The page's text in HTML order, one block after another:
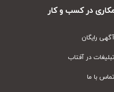
در کسب و کار
رایگان
در آفتاب
با ما